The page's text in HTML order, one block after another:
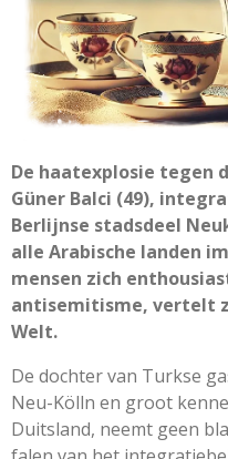
De haatexplosie tegen
Güner Balci (49),
Berlijnse stadsdeel
alle Arabische landen
mensen zich
antisemitisme, vertelt
Welt.
De dochter van Turkse
Neu-Kölln en groot
Duitsland, neemt geen